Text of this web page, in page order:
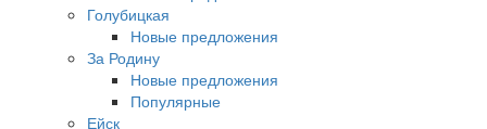
Голубицкая
Новые предложения
За Родину
Новые предложения
Популярные
Ейск